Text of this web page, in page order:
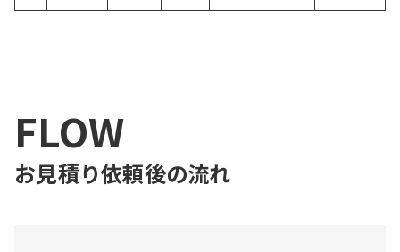
FLOW
お見積り依頼後の流れ